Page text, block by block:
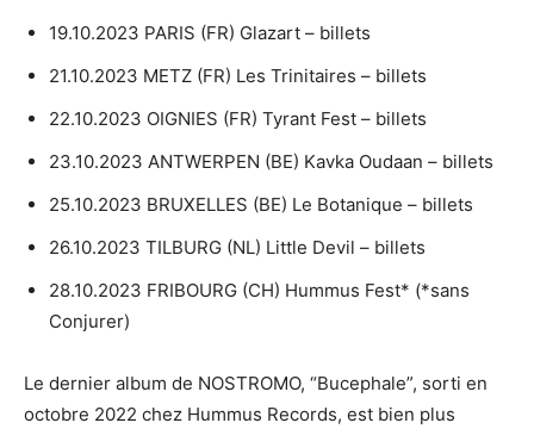
19.10.2023 PARIS (FR) Glazart – billets
21.10.2023 METZ (FR) Les Trinitaires – billets
22.10.2023 OIGNIES (FR) Tyrant Fest – billets
23.10.2023 ANTWERPEN (BE) Kavka Oudaan – billets
25.10.2023 BRUXELLES (BE) Le Botanique – billets
26.10.2023 TILBURG (NL) Little Devil – billets
28.10.2023 FRIBOURG (CH) Hummus Fest* (*sans
Conjurer)
Le dernier album de NOSTROMO, “Bucephale”, sorti en
octobre 2022 chez Hummus Records, est bien plus